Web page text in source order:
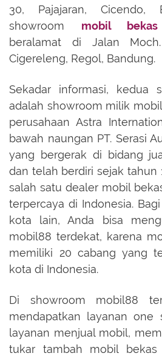
30, Pajajaran, Cicendo,
showroom mobil
beralamat di Jalan
Cigereleng, Regol, Bandung.
Sekadar informasi, kedua
adalah showroom milik
perusahaan Astra
bawah naungan PT. Serasi
yang bergerak di bidang
dan telah berdiri sejak tahun
salah satu dealer mobil
terpercaya di Indonesia.
kota lain, Anda bisa
mobil88 terdekat, karena
memiliki 20 cabang yang
kota di Indonesia.
Di showroom mobil88
mendapatkan layanan one
layanan menjual mobil,
tukar tambah mobil